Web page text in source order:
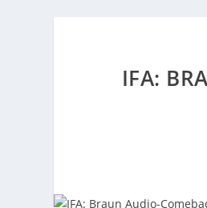
IFA: